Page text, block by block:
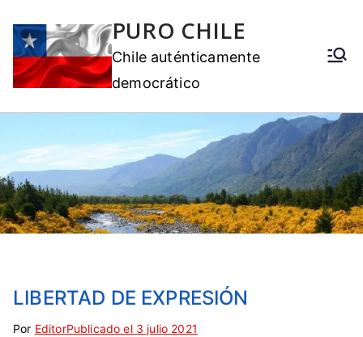
PURO CHILE
Chile auténticamente
democrático
LIBERTAD DE EXPRESIÓN
Por EditorPublicado el 3 julio 2021
E
S